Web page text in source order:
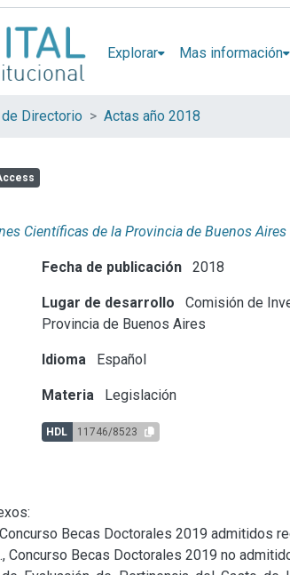
Explorar Mas información
Directorio Actas año 2018
Científicas de la Provincia de Buenos Aires
Fecha de publicación 2018
Lugar de desarrollo
Comisión de
Provincia de Buenos Aires
Idioma Español
Materia Legislación
HDL 11746/8523
Concurso Becas Doctorales 2019 admitidos
Concurso Becas Doctorales 2019 no